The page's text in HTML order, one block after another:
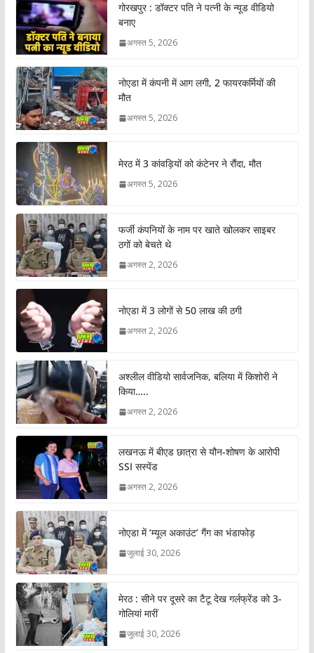
गोरखपुर : डॉक्टर पति ने पत्नी के न्यूड वीडियो
बनाए
अगस्त 5, 2026
नोएडा में कंपनी में आग लगी, 2 फायरकर्मियों की
मौत
अगस्त 5, 2026
मेरठ में 3 कांवड़ियों को कंटेनर ने रौंदा, मौत
अगस्त 5, 2026
फर्जी कंपनियों के नाम पर खाते खोलकर साइबर
ठगों को बेचते थे
अगस्त 2, 2026
नोएडा में 3 लोगों से 50 लाख की ठगी
अगस्त 2, 2026
अश्लील वीडियो सार्वजनिक, बलिया में किशोरी ने
किया…..
अगस्त 2, 2026
लखनऊ में बीएड छात्रा से यौन-शोषण के आरोपी
SSI सस्पेंड
अगस्त 2, 2026
नोएडा में ‘म्यूल अकाउंट’ गैंग का भंडाफोड़
जुलाई 30, 2026
मेरठ : सीने पर दूसरे का टैटू देख गर्लफ्रेंड को 3-
गोलियां मारीं
जुलाई 30, 2026